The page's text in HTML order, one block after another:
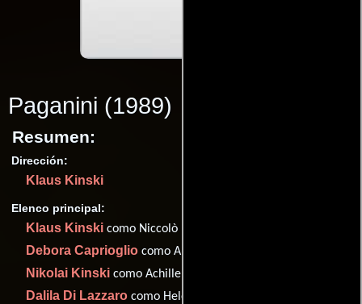
Paganini (1989)
Resumen:
Dirección:
Klaus Kinski
Elenco principal:
Klaus Kinski como Niccolò Paganini
Debora Caprioglio como Antonia Bianchi
Nikolai Kinski como Achille Paganini
Dalila Di Lazzaro como Helene von Feuerbach